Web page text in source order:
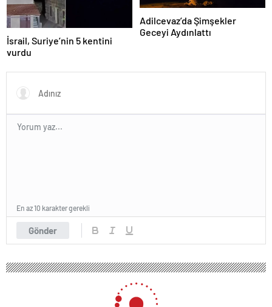
İsrail, Suriye’nin 5 kentini
vurdu
Adilcevaz’da Şimşekler
Geceyi Aydınlattı
Gönder
En az 10 karakter gerekli